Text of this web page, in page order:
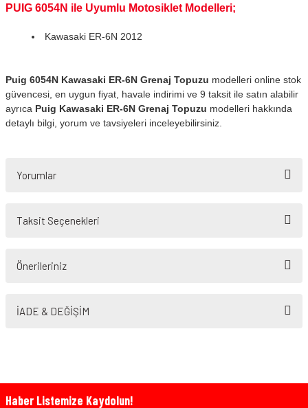
PUIG 6054N ile Uyumlu Motosiklet Modelleri;
Kawasaki ER-6N 2012
Puig 6054N Kawasaki ER-6N Grenaj Topuzu modelleri online stok
güvencesi, en uygun fiyat, havale indirimi ve 9 taksit ile satın alabilir
ayrıca Puig Kawasaki ER-6N Grenaj Topuzu modelleri hakkında
detaylı bilgi, yorum ve tavsiyeleri inceleyebilirsiniz.
Yorumlar
Taksit Seçenekleri
Önerileriniz
yetersiz gördüğünüz noktaları öneri formunu kullanarak tarafımıza
İADE & DEĞİŞİM
Bazen işler planlandığı gibi gitmeyebilir…
Haber Listemize Kaydolun!